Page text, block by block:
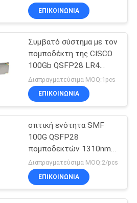
ΕΠΙΚΟΙΝΩΝΙΑ
Συμβατό σύστημα με τον
πομποδέκτη της CISCO
100Gb QSFP28 LR4
25KM Ethernet QSFP+
Διαπραγματεύσιμα MOQ:1pcs
ΕΠΙΚΟΙΝΩΝΙΑ
οπτική ενότητα SMF
100G QSFP28
πομποδεκτών 1310nm
LC
Διαπραγματεύσιμα MOQ:2/pcs
ΕΠΙΚΟΙΝΩΝΙΑ